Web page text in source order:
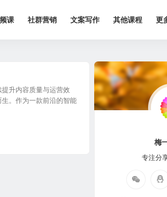
课 社群营销 文案写作 其他课程 更
升内容质量与运营效
。作为一款前沿的智能
梅
专注分